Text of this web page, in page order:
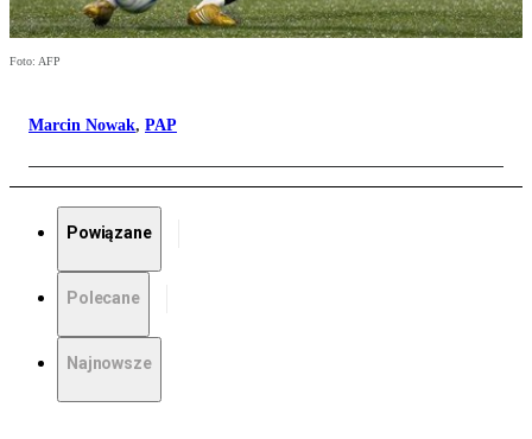
Foto: AFP
Marcin Nowak, PAP
Powiązane
Polecane
Najnowsze